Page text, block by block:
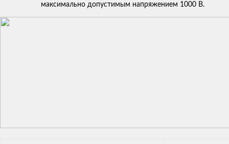
максимально допустимым напряжением 1000 В.